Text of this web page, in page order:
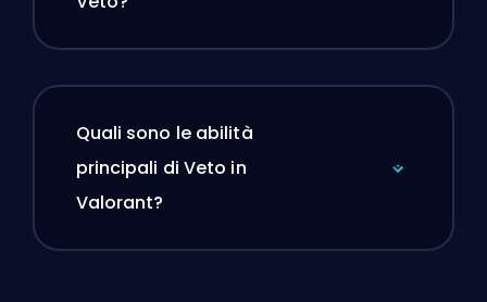
Quali sono le abilità
principali di Veto in
Valorant?